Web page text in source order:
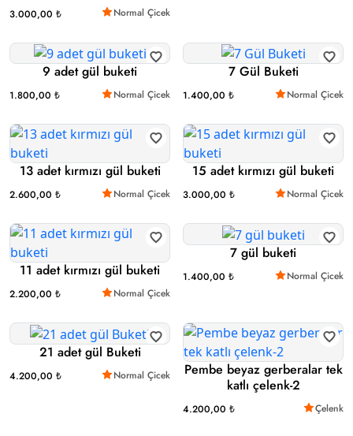
3.000,00 ₺ Normal Çicek
9 adet gül buketi
1.800,00 ₺ Normal Çicek
7 Gül Buketi
1.400,00 ₺ Normal Çicek
13 adet kırmızı gül buketi
2.600,00 ₺ Normal Çicek
15 adet kırmızı gül buketi
3.000,00 ₺ Normal Çicek
11 adet kırmızı gül buketi
2.200,00 ₺ Normal Çicek
7 gül buketi
1.400,00 ₺ Normal Çicek
21 adet gül Buketi
4.200,00 ₺ Normal Çicek
Pembe beyaz gerberalar tek
katlı çelenk-2
4.200,00 ₺ Çelenk